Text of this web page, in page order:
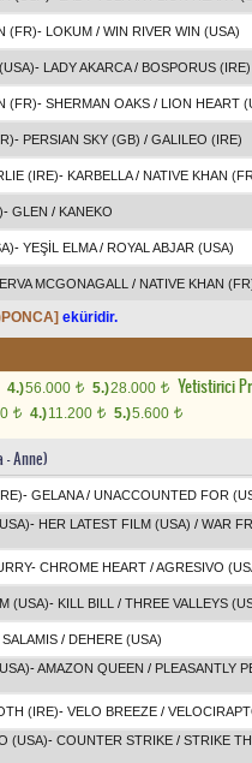
(FR)- LOKUM / WIN RIVER WIN (USA)
- LADY AKARCA/ BOSPORUS (IRE)
(FR)- SHERMAN OAKS / LION HEART
- PERSIAN SKY (GB) / GALILEO (IRE)
(IRE)- KARBELLA/ NATIVE KHAN
- GLEN / KANEKO
- YEŞİL ELMA/ ROYAL ABJAR (USA)
MCGONAGALL / NATIVE KHAN
eküridir.
4.)56.000 t 5.)28.000 t Yetistirici
t 4.)11.200 t 5.)5.600 t
- Anne)
- GELANA/ UNACCOUNTED FOR
- HER LATEST FILM (USA) / WAR
- CHROME HEART /AGRESIVO
(USA)- KILL BILL / THREE VALLEYS
SALAMIS / DEHERE (USA)
-AMAZON QUEEN / PLEASANTLY
(IRE)- VELO BREEZE /
(USA)- COUNTER STRIKE / STRIKE